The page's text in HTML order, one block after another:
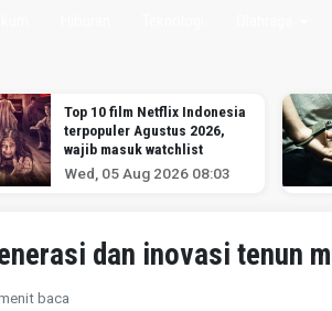
Top 10 film Netflix Indonesia
terpopuler Agustus 2026,
wajib masuk watchlist
Wed, 05 Aug 2026 08:03
dan inovasi tenun
baca